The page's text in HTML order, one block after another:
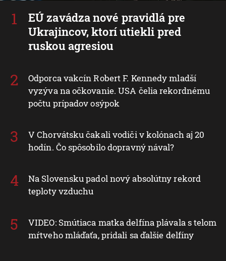
EÚ zavádza nové pravidlá pre
Ukrajincov, ktorí utiekli pred
ruskou agresiou
Odporca vakcín Robert F. Kennedy mladší
vyzýva na očkovanie. USA čelia rekordnému
počtu prípadov osýpok
V Chorvátsku čakali vodiči v kolónach aj 20
hodín. Čo spôsobilo dopravný nával?
Na Slovensku padol nový absolútny rekord
teploty vzduchu
VIDEO: Smútiaca matka delfína plávala s telom
mŕtveho mláďaťa, pridali sa ďalšie delfíny